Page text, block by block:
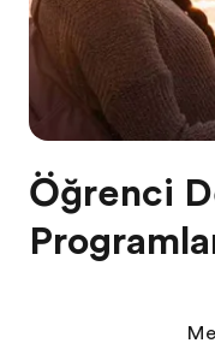
Ekibimize katılın
Öğrenci